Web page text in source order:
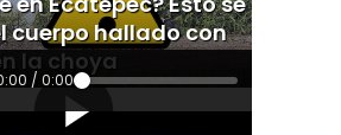
cuerpo hallado con
la choya
/ 0:00